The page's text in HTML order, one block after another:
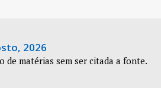
2026
de matérias sem ser citada a fonte.